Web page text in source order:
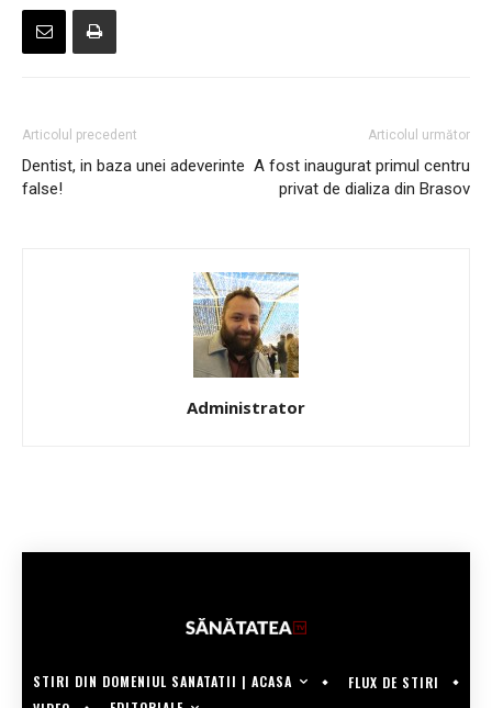
Articolul precedent
Dentist, in baza unei adeverinte
false!
Articolul următor
A fost inaugurat primul centru
privat de dializa din Brasov
Administrator
STIRI DIN DOMENIUL SANATATII | ACASA
FLUX DE STIRI